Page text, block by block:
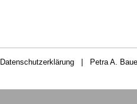
Datenschutzerklärung | Petra A.